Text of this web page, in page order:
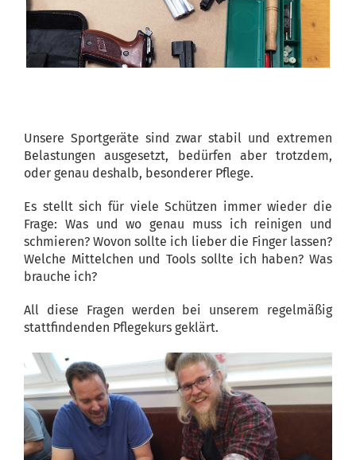
Unsere Sportgeräte sind zwar stabil und extremen
Belastungen ausgesetzt, bedürfen aber trotzdem,
oder genau deshalb, besonderer Pflege.
Es stellt sich für viele Schützen immer wieder die
Frage: Was und wo genau muss ich reinigen und
schmieren? Wovon sollte ich lieber die Finger lassen?
Welche Mittelchen und Tools sollte ich haben? Was
brauche ich?
All diese Fragen werden bei unserem regelmäßig
stattfindenden Pflegekurs geklärt.